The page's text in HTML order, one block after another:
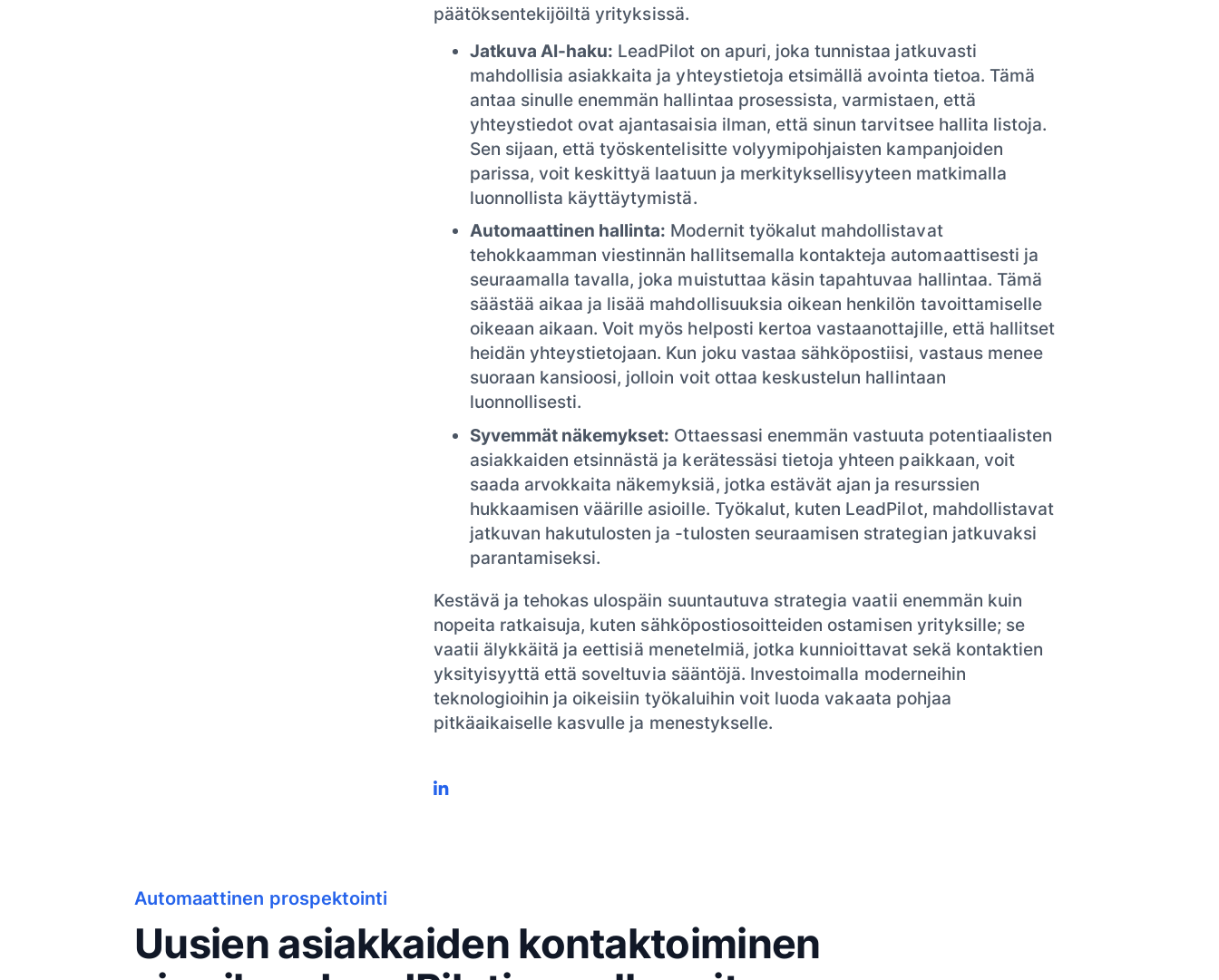
päätöksentekijöiltä yrityksissä.
Jatkuva AI-haku: LeadPilot on apuri, joka tunnistaa jatkuvasti
mahdollisia asiakkaita ja yhteystietoja etsimällä avointa tietoa. Tämä
antaa sinulle enemmän hallintaa prosessista, varmistaen, että
yhteystiedot ovat ajantasaisia ilman, että sinun tarvitsee hallita listoja.
Sen sijaan, että työskentelisitte volyymipohjaisten kampanjoiden
parissa, voit keskittyä laatuun ja merkityksellisyyteen matkimalla
luonnollista käyttäytymistä.
Automaattinen hallinta: Modernit työkalut mahdollistavat
tehokkaamman viestinnän hallitsemalla kontakteja automaattisesti ja
seuraamalla tavalla, joka muistuttaa käsin tapahtuvaa hallintaa. Tämä
säästää aikaa ja lisää mahdollisuuksia oikean henkilön tavoittamiselle
oikeaan aikaan. Voit myös helposti kertoa vastaanottajille, että hallitset
heidän yhteystietojaan. Kun joku vastaa sähköpostiisi, vastaus menee
suoraan kansioosi, jolloin voit ottaa keskustelun hallintaan
luonnollisesti.
Syvemmät näkemykset: Ottaessasi enemmän vastuuta potentiaalisten
asiakkaiden etsinnästä ja kerätessäsi tietoja yhteen paikkaan, voit
saada arvokkaita näkemyksiä, jotka estävät ajan ja resurssien
hukkaamisen väärille asioille. Työkalut, kuten LeadPilot, mahdollistavat
jatkuvan hakutulosten ja -tulosten seuraamisen strategian jatkuvaksi
parantamiseksi.
Kestävä ja tehokas ulospäin suuntautuva strategia vaatii enemmän kuin
nopeita ratkaisuja, kuten sähköpostiosoitteiden ostamisen yrityksille; se
vaatii älykkäitä ja eettisiä menetelmiä, jotka kunnioittavat sekä kontaktien
yksityisyyttä että soveltuvia sääntöjä. Investoimalla moderneihin
teknologioihin ja oikeisiin työkaluihin voit luoda vakaata pohjaa
pitkäaikaiselle kasvulle ja menestykselle.
Automaattinen prospektointi
Uusien asiakkaiden kontaktoiminen